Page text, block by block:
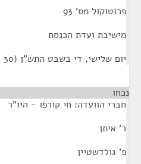
פרוטוקול מס' 93
מישיבת ועדת הכנסת
יום שלישי, די בשבט התש"ן (30 בינואר 1990). שעה 00;09
נכחו
חברי הוועדה: חי קורפו - היו"ר
ר' איתן
פ' גולדשטיין